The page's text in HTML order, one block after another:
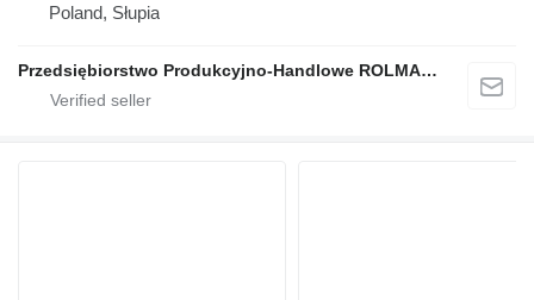
Poland, Słupia
Przedsiębiorstwo Produkcyjno-Handlowe ROLMAPOL Marcin Dziekan